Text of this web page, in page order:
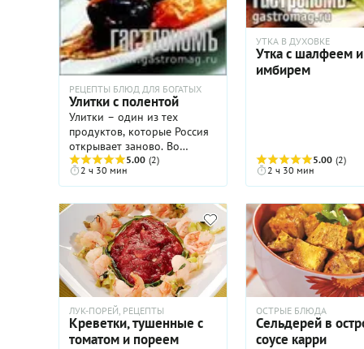
РЕЦЕПТЫ БЛЮД ДЛЯ БОГАТЫХ
Улитки с полентой
Улитки – один из тех
продуктов, которые Россия
открывает заново. Во
всяком случае, блюда из
улиток утвердились в меню
московских ресторанов.
5.00 (2)
2 ч 30 мин
УТКА В ДУХОВКЕ
Утка с шалфеем и
имбирем
5.00 (2)
2 ч 30 мин
ЛУК-ПОРЕЙ, РЕЦЕПТЫ
Креветки, тушенные с
томатом и пореем
ОСТРЫЕ БЛЮДА
Сельдерей в
соусе карри